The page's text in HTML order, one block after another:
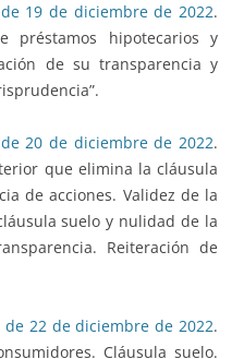
19 de diciembre de 2022.
préstamos hipotecarios y
de su transparencia y
20 de diciembre de 2022.
que elimina la cláusula
de acciones. Validez de la
suelo y nulidad de la
Reiteración de
de 22 de diciembre de 2022.
Cláusula suelo.